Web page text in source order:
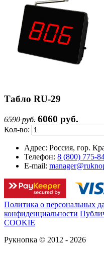
Табло RU-29
6590 руб. 6060 руб.
Кол-во:
Адрес: Россия, гор.
Телефон: 8 (800) 775-
E-mail:
Политика о персональных
конфиденциальности
COOKIE
Рукнопка © 2012 - 2026